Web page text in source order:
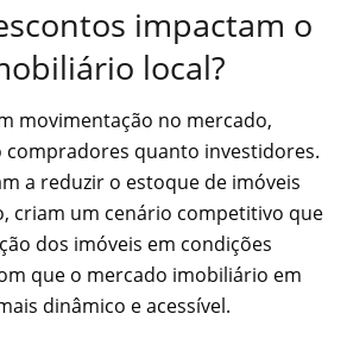
impactam o
local?
movimentação no mercado,
quanto investidores.
a reduzir o estoque de imóveis
criam um cenário competitivo que
dos imóveis em condições
que o mercado imobiliário em
dinâmico e acessível.